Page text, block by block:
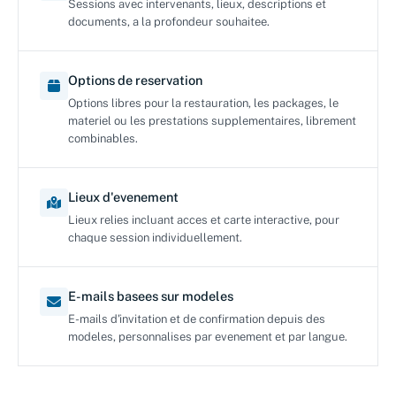
Sessions avec intervenants, lieux, descriptions et
documents, a la profondeur souhaitee.
Options de reservation
Options libres pour la restauration, les packages, le
materiel ou les prestations supplementaires, librement
combinables.
Lieux d'evenement
Lieux relies incluant acces et carte interactive, pour
chaque session individuellement.
E-mails basees sur modeles
E-mails d'invitation et de confirmation depuis des
modeles, personnalises par evenement et par langue.